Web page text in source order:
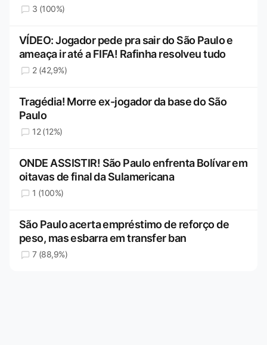
3 (100%)
VÍDEO: Jogador pede pra sair do São Paulo e
ameaça ir até a FIFA! Rafinha resolveu tudo
2 (42,9%)
Tragédia! Morre ex-jogador da base do São
Paulo
12 (12%)
ONDE ASSISTIR! São Paulo enfrenta Bolívar em
oitavas de final da Sulamericana
1 (100%)
São Paulo acerta empréstimo de reforço de
peso, mas esbarra em transfer ban
7 (88,9%)